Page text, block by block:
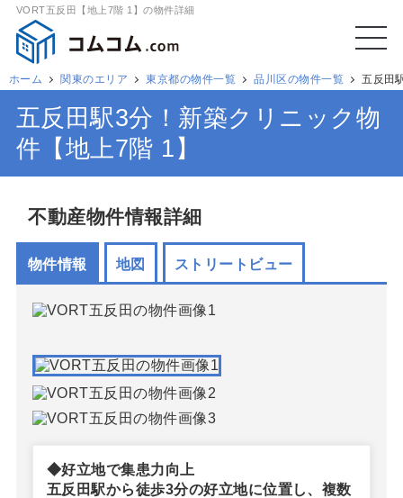
VORT五反田【地上7階 1】の物件詳細
ホーム 関東のエリア 東京都の物件一覧 品川区の物件一覧 五反田
五反田駅3分！新築クリニック物
件【地上7階 1】
不動産物件情報詳細
物件情報 地図 ストリートビュー
◆好立地で集患力向上
五反田駅から徒歩3分の好立地に位置し、複数